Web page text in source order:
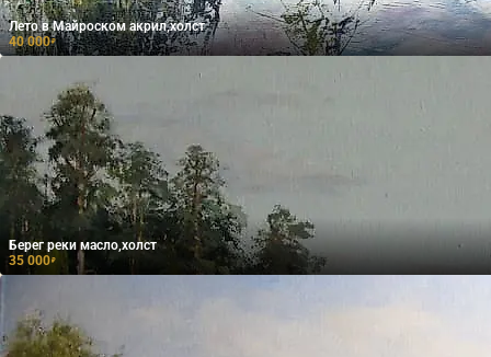
Лето в Майроском акрил,холст
40 000₽
Берег реки масло,холст
35 000₽